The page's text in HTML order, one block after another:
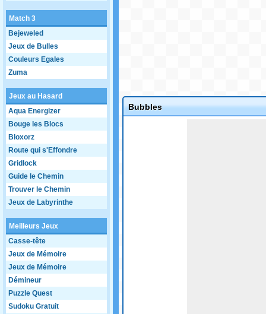
Match 3
Bejeweled
Jeux de Bulles
Couleurs Egales
Zuma
Jeux au Hasard
Aqua Energizer
Bouge les Blocs
Bloxorz
Route qui s'Effondre
Gridlock
Guide le Chemin
Trouver le Chemin
Jeux de Labyrinthe
Meilleurs Jeux
Casse-tête
Jeux de Mémoire
Jeux de Mémoire
Démineur
Puzzle Quest
Sudoku Gratuit
Bubbles